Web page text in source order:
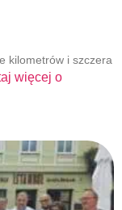
kilometrów i szczera
więcej o